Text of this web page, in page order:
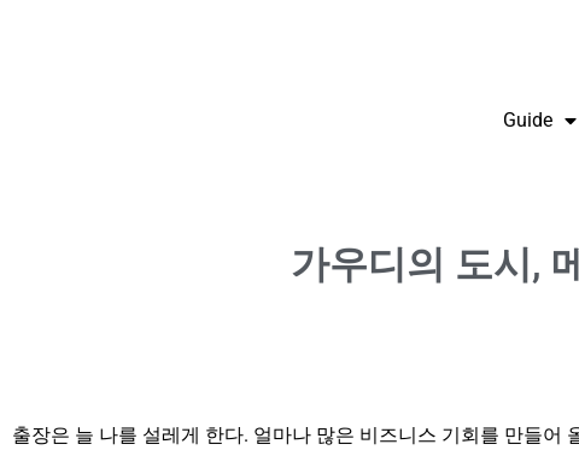
Guide
가우디의 도시,
출장은 늘 나를 설레게 한다. 얼마나 많은 비즈니스 기회를 만들